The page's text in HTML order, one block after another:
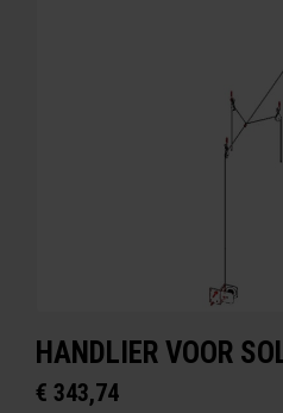
HANDLIER VOOR
€ 343,74